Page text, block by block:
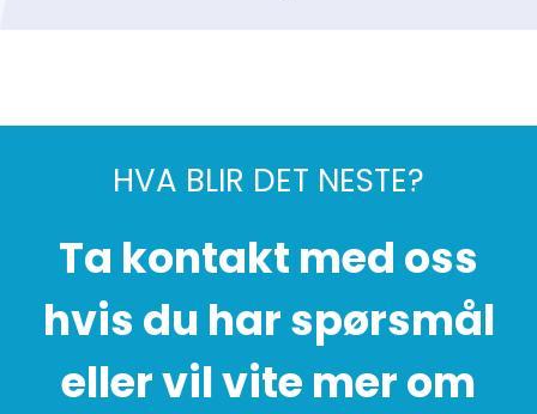
HVA BLIR DET NESTE?
Ta kontakt med oss
hvis du har spørsmål
eller vil vite mer om